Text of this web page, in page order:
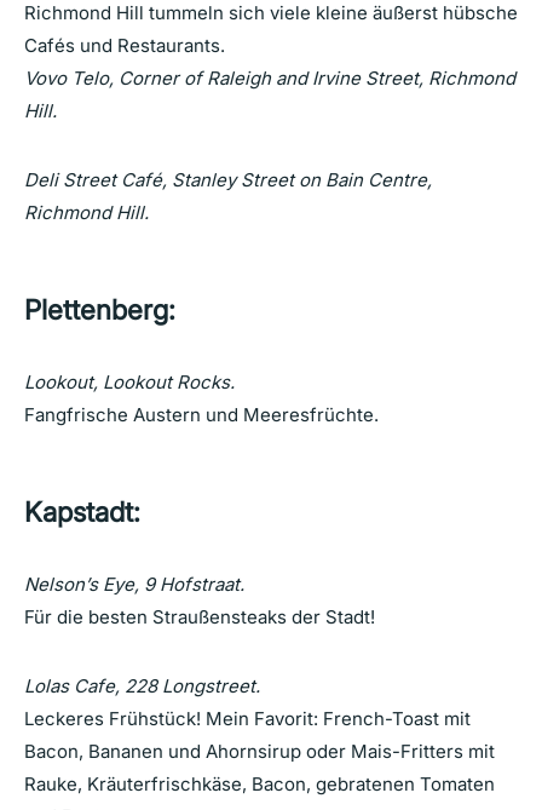
Richmond Hill tummeln sich viele kleine äußerst hübsche
Cafés und Restaurants.
Vovo Telo, Corner of Raleigh and Irvine Street, Richmond
Hill.
Deli Street Café, Stanley Street on Bain Centre,
Richmond Hill.
Plettenberg:
Lookout, Lookout Rocks.
Fangfrische Austern und Meeresfrüchte.
Kapstadt:
Nelsons Eye, 9 Hofstraat.
Für die besten Straußensteaks der Stadt!
Lolas Cafe, 228 Longstreet.
Leckeres Frühstück! Mein Favorit: French-Toast mit
Bacon, Bananen und Ahornsirup oder Mais-Fritters mit
Rauke, Kräuterfrischkäse, Bacon, gebratenen Tomaten